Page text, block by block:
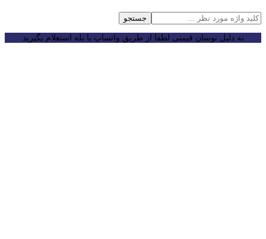
جستجو
به دلیل نوسان قیمتی لطفا از طریق واتساپ یا بله استعلام بگیرید